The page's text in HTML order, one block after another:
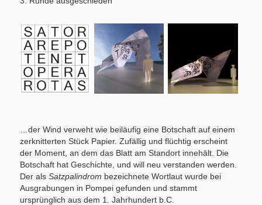
…der Wind verweht wie beiläufig eine Botschaft auf einem
zerknitterten Stück Papier. Zufällig und flüchtig erscheint
der Moment, an dem das Blatt am Standort innehält. Die
Botschaft hat Geschichte, und will neu verstanden werden.
Der alsSatzpalindrom bezeichnete Wortlaut wurde bei
Ausgrabungen in Pompei gefunden und stammt
ursprünglich aus dem 1. Jahrhundert b.C.